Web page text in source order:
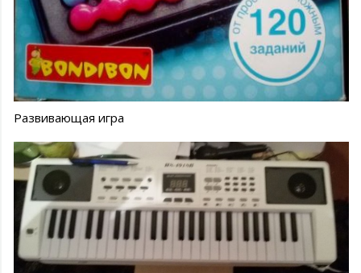
Развивающая игра